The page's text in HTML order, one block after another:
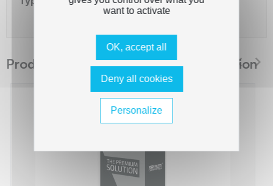
Produits suggérés The Premium Solution
want to activate
OK, accept all
Deny all cookies
Personalize